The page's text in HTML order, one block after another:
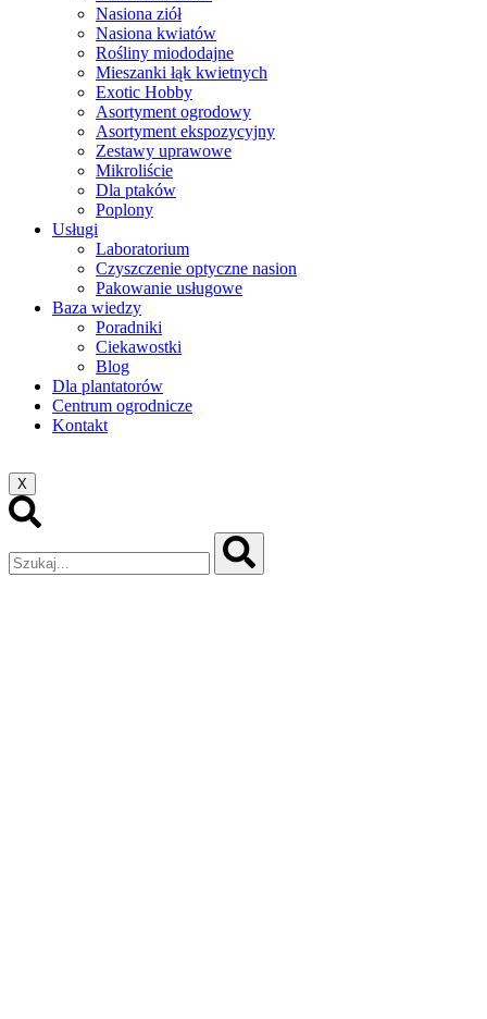
Nasiona ziół
Nasiona kwiatów
Rośliny miododajne
Mieszanki łąk kwietnych
Exotic Hobby
Asortyment ogrodowy
Asortyment ekspozycyjny
Zestawy uprawowe
Mikroliście
Dla ptaków
Poplony
Usługi
Laboratorium
Czyszczenie optyczne nasion
Pakowanie usługowe
Baza wiedzy
Poradniki
Ciekawostki
Blog
Dla plantatorów
Centrum ogrodnicze
Kontakt
X